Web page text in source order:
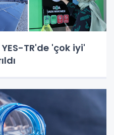
TR'de 'çok iyi'